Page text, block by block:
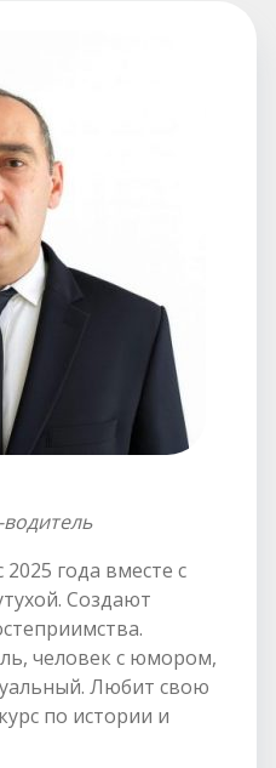
года вместе с
Создают
человек с юмором,
Любит свою
по истории и